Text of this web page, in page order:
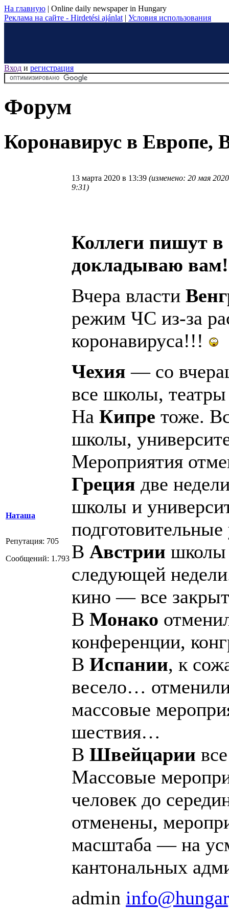
На главную | Online daily newspaper in Hungary
Реклама на сайте - Hirdetési ajánlat | Условия использования
Вход и регистрация
Форум
Коронавирус в Европе,
Наташа
Репутация: 705
Сообщений: 1.793
13 марта 2020 в 13:39 (изменено: 20 мая
9:31)
Коллеги пишут
докладываю вам!
Вчера власти
режим ЧС из-за
коронавируса!!!
Чехия — со
все школы,
На Кипре тоже.
школы,
Мероприятия
Греция две
школы и
В Австрии школы
следующей
кино — все
В Монако
конференции,
В Испании, к
весело…
массовые
шествия…
В Швейцарии
Массовые
человек до
отменены,
масштаба — на
кантональных
admin